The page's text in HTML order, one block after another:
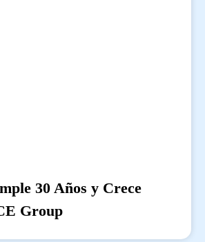
30 Años y Crece
Group